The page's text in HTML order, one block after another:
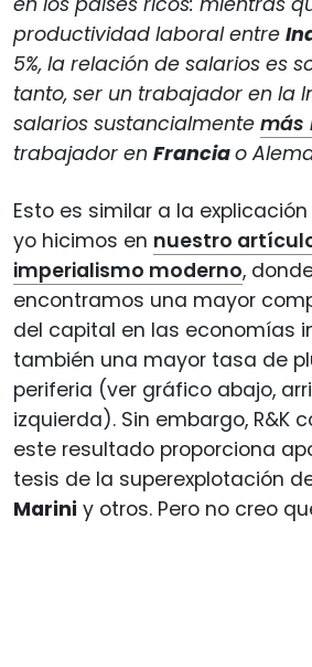
productividad laboral entre
5%, la relación de salarios es
tanto, ser un trabajador en la
salarios sustancialmente más
trabajador en Franciao
Esto es similar a la
yo hicimos en nuestro
imperialismo moderno,
encontramos una mayor
del capital en las economías
también una mayor tasa de
periferia (ver gráfico abajo,
izquierda). Sin embargo, R&K
este resultado proporciona
tesis de la superexplotación
Marini y otros. Pero no creo